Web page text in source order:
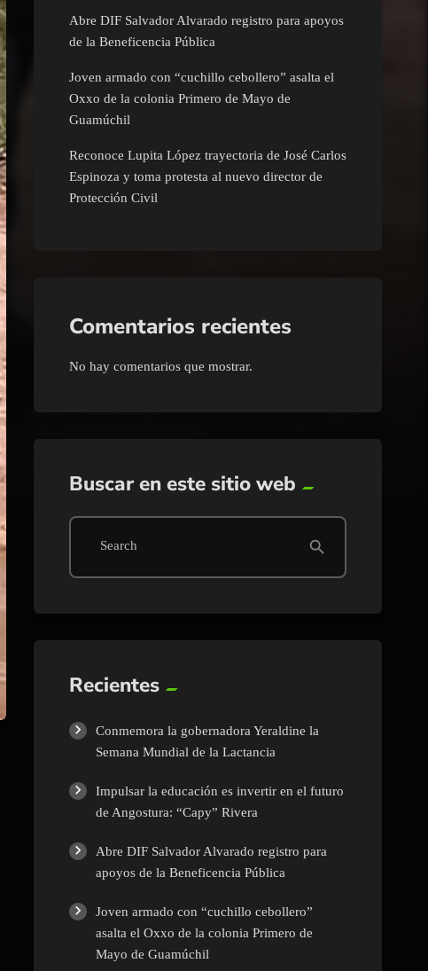
Abre DIF Salvador Alvarado registro para apoyos
de la Beneficencia Pública
Joven armado con “cuchillo cebollero” asalta el
Oxxo de la colonia Primero de Mayo de
Guamúchil
Reconoce Lupita López trayectoria de José Carlos
Espinoza y toma protesta al nuevo director de
Protección Civil
Comentarios recientes
No hay comentarios que mostrar.
Buscar en este sitio web
Search search
Recientes
Conmemora la gobernadora Yeraldine la
Semana Mundial de la Lactancia
Impulsar la educación es invertir en el futuro
de Angostura: “Capy” Rivera
Abre DIF Salvador Alvarado registro para
apoyos de la Beneficencia Pública
Joven armado con “cuchillo cebollero”
asalta el Oxxo de la colonia Primero de
Mayo de Guamúchil